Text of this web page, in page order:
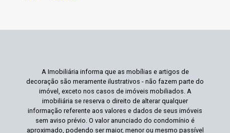
A Imobiliária informa que as mobílias e artigos de
decoração são meramente ilustrativos - não fazem parte do
imóvel, exceto nos casos de imóveis mobiliados. A
imobiliária se reserva o direito de alterar qualquer
informação referente aos valores e dados de seus imóveis
sem aviso prévio. O valor anunciado do condomínio é
aproximado, podendo ser maior, menor ou mesmo passível